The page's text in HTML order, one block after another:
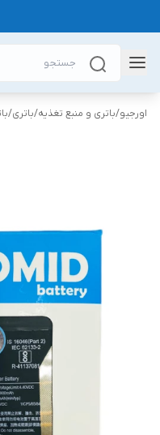
اورجیو/باتری و منبع تغذیه/باتری/